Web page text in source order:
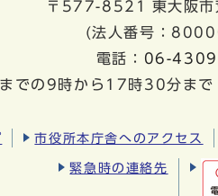
〒577-8521
東大阪
(法人番号：
電話： 06-
での9時から17時30分まで
市役所本庁舎へのアクセス
緊急時の連絡先